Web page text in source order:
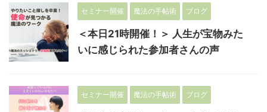
セミナー開催 魔法の手帖術 ブログ
＜本日21時開催！＞ 人生が宝物みた
いに感じられた参加者さんの声
セミナー開催 魔法の手帖術 ブログ